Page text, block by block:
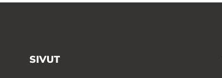
SIVUT